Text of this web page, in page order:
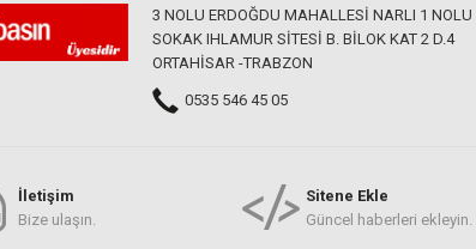
3 NOLU ERDOĞDU MAHALLESİ NARLI 1 NOLU
SOKAK IHLAMUR SİTESİ B. BİLOK KAT 2 D.4
ORTAHİSAR -TRABZON
0535 546 45 05
İletişim
Bize ulaşın.
Sitene Ekle
Güncel haberleri ekleyin.